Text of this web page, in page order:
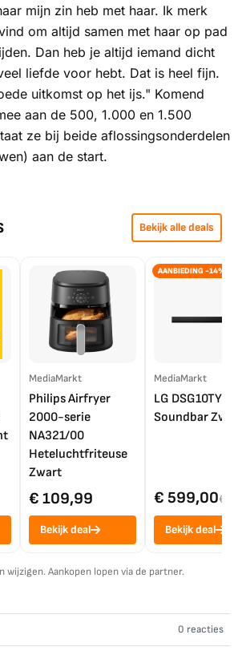
mijn zin heb met haar. Ik merk
om altijd samen met haar op pad
Dan heb je altijd iemand dicht
liefde voor hebt. Dat is heel fijn.
uitkomst op het ijs." Komend
aan de 500, 1.000 en 1.500
ze bij beide aflossingsonderdelen
aan de start.
Bekijk alle deals
MediaMarkt
Philips Airfryer
2000-serie
NA321/00
Heteluchtfriteuse
Zwart
€ 109,99
Bekijk deal
AANBIEDING -14%
MediaMarkt
LG DSG10TY
Soundbar
€ 599,00€
Bekijk deal
wijzigen. Aankopen lopen via de partner.
0 reacties